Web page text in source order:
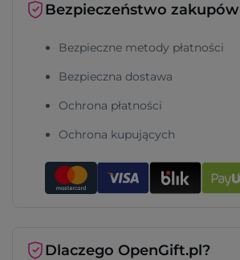
Bezpieczeństwo zakupów
Bezpieczne metody płatności
Bezpieczna dostawa
Ochrona płatności
Ochrona kupujących
Dlaczego OpenGift.pl?